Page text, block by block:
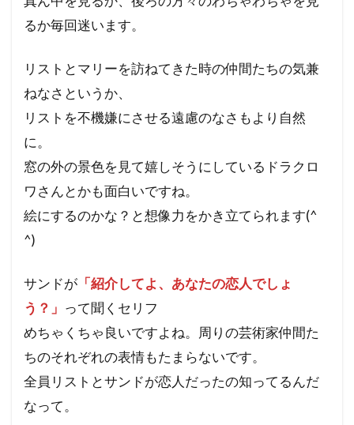
るか毎回迷います。
リストとマリーを訪ねてきた時の仲間たちの気兼
ねなさというか、
リストを不機嫌にさせる遠慮のなさもより自然
に。
窓の外の景色を見て嬉しそうにしているドラクロ
ワさんとかも面白いですね。
絵にするのかな？と想像力をかき立てられます(^
^)
サンドが 「紹介してよ、あなたの恋人でしょ
う？」 って聞くセリフ
めちゃくちゃ良いですよね。周りの芸術家仲間た
ちのそれぞれの表情もたまらないです。
全員リストとサンドが恋人だったの知ってるんだ
なって。